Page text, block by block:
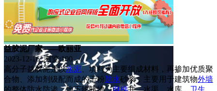
益胶泥厂家——欧丽亚
2023-12-16 浏览:100
高分子益胶泥是以水泥、填料为主要组成材料，再掺加优质聚
合物、添加剂级配而成的干粉防水砂浆，主要用于建筑物外墙
的整体防水防渗、地下建筑物、电梯井、水渠、水库、 卫生